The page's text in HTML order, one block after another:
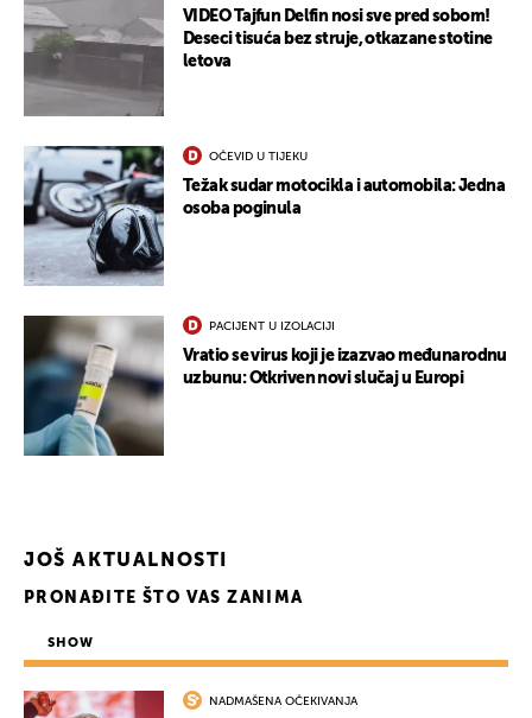
VIDEO Tajfun Delfin nosi sve pred sobom!
Deseci tisuća bez struje, otkazane stotine
letova
OČEVID U TIJEKU
Težak sudar motocikla i automobila: Jedna
osoba poginula
PACIJENT U IZOLACIJI
Vratio se virus koji je izazvao međunarodnu
uzbunu: Otkriven novi slučaj u Europi
JOŠ AKTUALNOSTI
PRONAĐITE ŠTO VAS ZANIMA
SHOW
NADMAŠENA OČEKIVANJA
UKLJUČITE NOTIFIKACIJE